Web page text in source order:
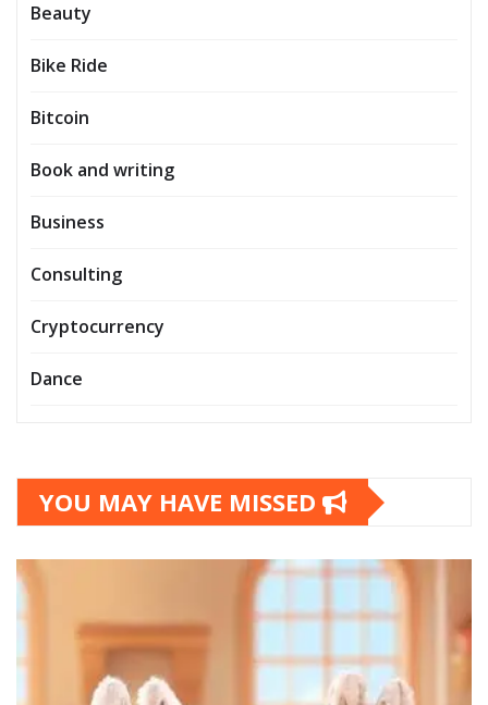
Beauty
Bike Ride
Bitcoin
Book and writing
Business
Consulting
Cryptocurrency
Dance
YOU MAY HAVE MISSED